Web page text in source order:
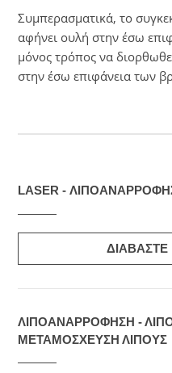
Συμπερασματικά, το
αφήνει ουλή στην έσω
μόνος τρόπος να
στην έσω επιφάνεια των
LASER -
ΔΙΑΒΑΣΤΕ
ΛΙΠΟΑΝΑΡΡΟΦΗΣΗ -
ΜΕΤΑΜΟΣΧΕΥΣΗ ΛΙΠΟΥΣ